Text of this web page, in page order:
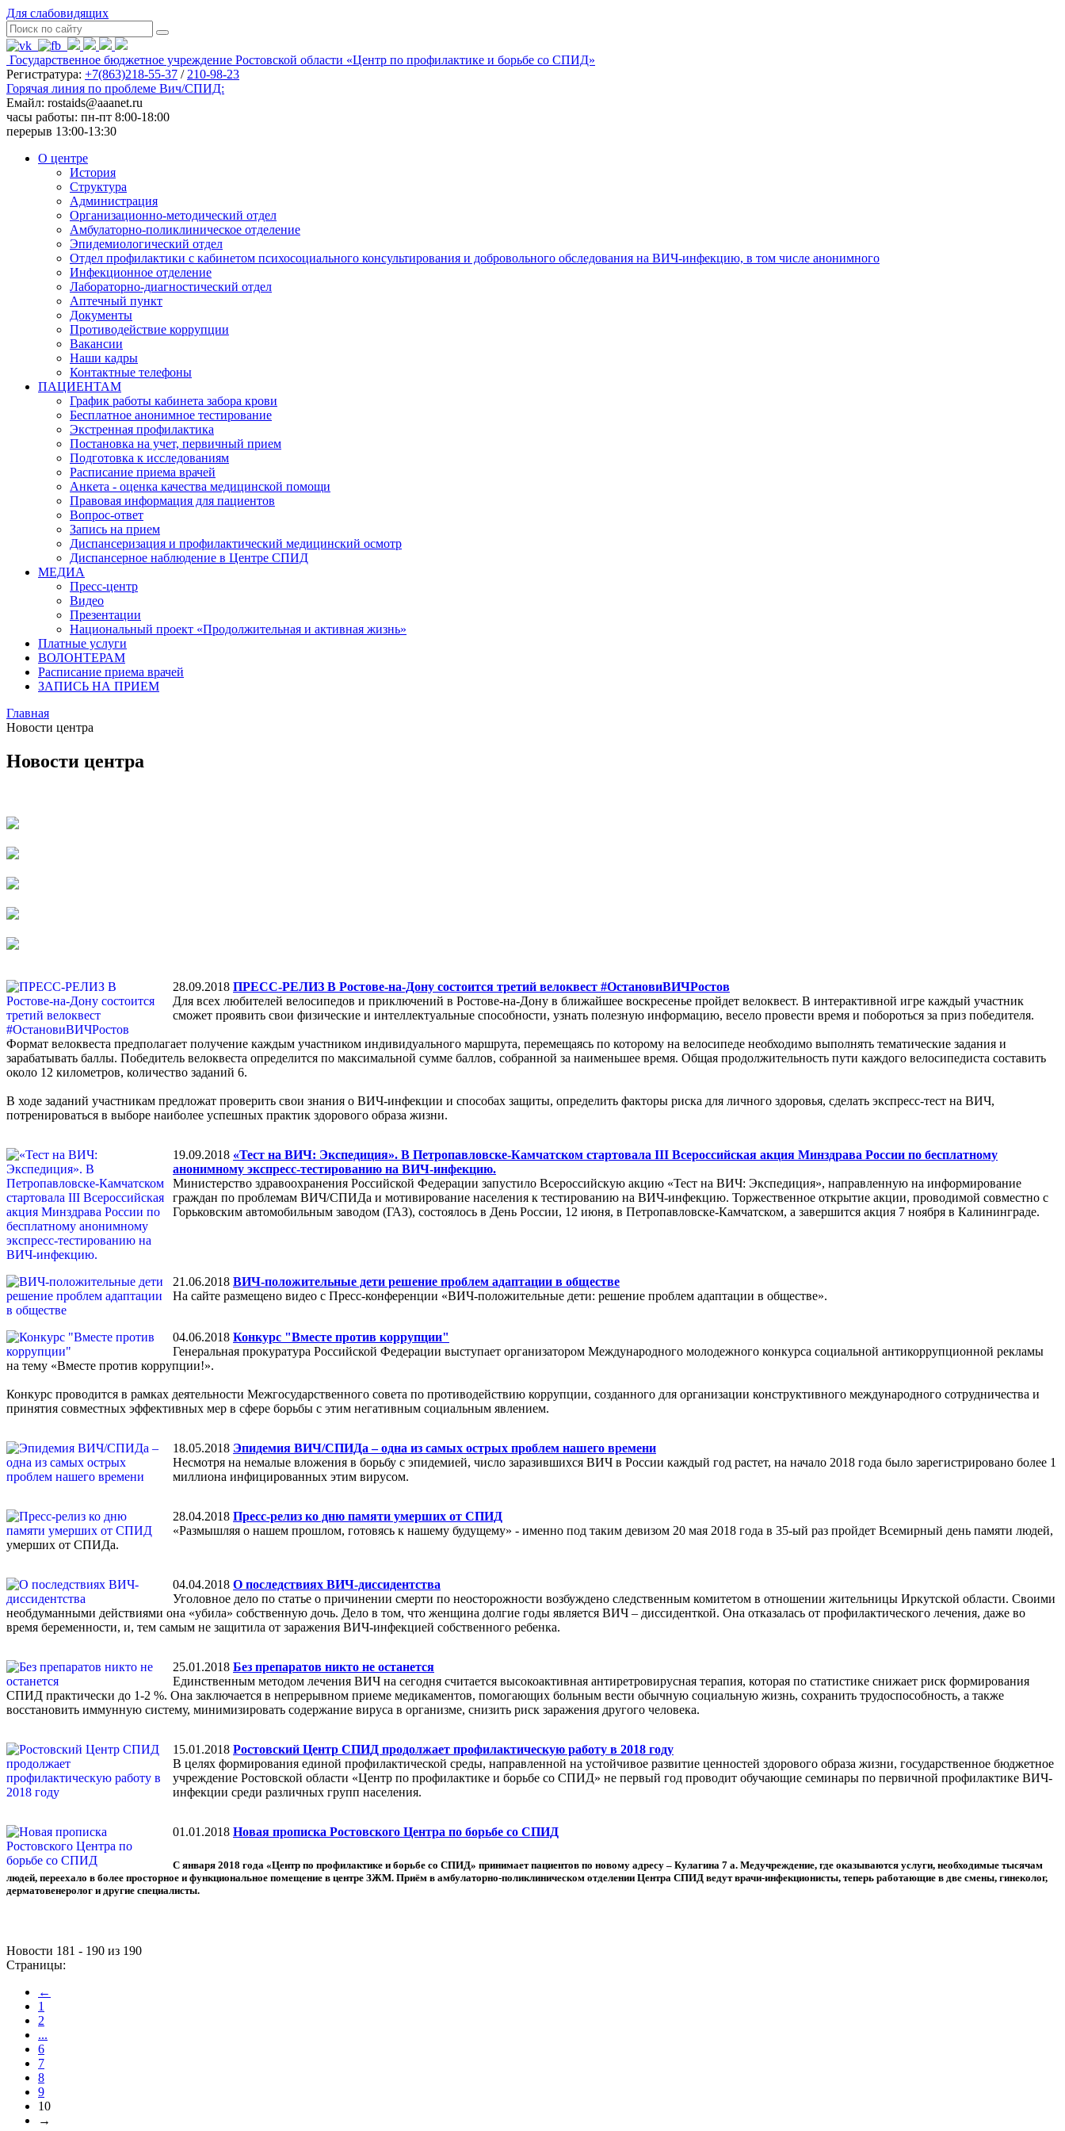
Для слабовидящих
Государственное бюджетное учреждение Ростовской области «Центр по профилактике и борьбе со СПИД»
Регистратура: +7(863)218-55-37 / 210-98-23
Горячая линия по проблеме Вич/СПИД:
Емайл: rostaids@aaanet.ru
часы работы: пн-пт 8:00-18:00
перерыв 13:00-13:30
О центре
История
Структура
Администрация
Организационно-методический отдел
Амбулаторно-поликлиническое отделение
Эпидемиологический отдел
Отдел профилактики с кабинетом психосоциального консультирования и добровольного обследования на ВИЧ-инфекцию, в том числе анонимного
Инфекционное отделение
Лабораторно-диагностический отдел
Аптечный пункт
Документы
Противодействие коррупции
Вакансии
Наши кадры
Контактные телефоны
ПАЦИЕНТАМ
График работы кабинета забора крови
Бесплатное анонимное тестирование
Экстренная профилактика
Постановка на учет, первичный прием
Подготовка к исследованиям
Расписание приема врачей
Анкета - оценка качества медицинской помощи
Правовая информация для пациентов
Вопрос-ответ
Запись на прием
Диспансеризация и профилактический медицинский осмотр
Диспансерное наблюдение в Центре СПИД
МЕДИА
Пресс-центр
Видео
Презентации
Национальный проект «Продолжительная и активная жизнь»
Платные услуги
ВОЛОНТЕРАМ
Расписание приема врачей
ЗАПИСЬ НА ПРИЕМ
Главная
Новости центра
Новости центра
28.09.2018 ПРЕСС-РЕЛИЗ В Ростове-на-Дону состоится третий велоквест #ОстановиВИЧРостов
Для всех любителей велосипедов и приключений в Ростове-на-Дону в ближайшее воскресенье пройдет велоквест. В интерактивной игре каждый участник
сможет проявить свои физические и интеллектуальные способности, узнать полезную информацию, весело провести время и побороться за приз победителя.
Формат велоквеста предполагает получение каждым участником индивидуального маршрута, перемещаясь по которому на велосипеде необходимо выполнять тематические задания и
зарабатывать баллы. Победитель велоквеста определится по максимальной сумме баллов, собранной за наименьшее время. Общая продолжительность пути каждого велосипедиста составить
около 12 километров, количество заданий 6.
В ходе заданий участникам предложат проверить свои знания о ВИЧ-инфекции и способах защиты, определить факторы риска для личного здоровья, сделать экспресс-тест на ВИЧ,
потренироваться в выборе наиболее успешных практик здорового образа жизни.
19.09.2018 «Тест на ВИЧ: Экспедиция». В Петропавловске-Камчатском стартовала III Всероссийская акция Минздрава России по бесплатному
анонимному экспресс-тестированию на ВИЧ-инфекцию.
Министерство здравоохранения Российской Федерации запустило Всероссийскую акцию «Тест на ВИЧ: Экспедиция», направленную на информирование
граждан по проблемам ВИЧ/СПИДа и мотивирование населения к тестированию на ВИЧ-инфекцию. Торжественное открытие акции, проводимой совместно с
Горьковским автомобильным заводом (ГАЗ), состоялось в День России, 12 июня, в Петропавловске-Камчатском, а завершится акция 7 ноября в Калининграде.
21.06.2018 ВИЧ-положительные дети решение проблем адаптации в обществе
На сайте размещено видео с Пресс-конференции «ВИЧ-положительные дети: решение проблем адаптации в обществе».
04.06.2018 Конкурс "Вместе против коррупции"
Генеральная прокуратура Российской Федерации выступает организатором Международного молодежного конкурса социальной антикоррупционной рекламы
на тему «Вместе против коррупции!».
Конкурс проводится в рамках деятельности Межгосударственного совета по противодействию коррупции, созданного для организации конструктивного международного сотрудничества и
принятия совместных эффективных мер в сфере борьбы с этим негативным социальным явлением.
18.05.2018 Эпидемия ВИЧ/СПИДа – одна из самых острых проблем нашего времени
Несмотря на немалые вложения в борьбу с эпидемией, число заразившихся ВИЧ в России каждый год растет, на начало 2018 года было зарегистрировано более 1
миллиона инфицированных этим вирусом.
28.04.2018 Пресс-релиз ко дню памяти умерших от СПИД
«Размышляя о нашем прошлом, готовясь к нашему будущему» - именно под таким девизом 20 мая 2018 года в 35-ый раз пройдет Всемирный день памяти людей,
умерших от СПИДа.
04.04.2018 О последствиях ВИЧ-диссидентства
Уголовное дело по статье о причинении смерти по неосторожности возбуждено следственным комитетом в отношении жительницы Иркутской области. Своими
необдуманными действиями она «убила» собственную дочь. Дело в том, что женщина долгие годы является ВИЧ – диссиденткой. Она отказалась от профилактического лечения, даже во
время беременности, и, тем самым не защитила от заражения ВИЧ-инфекцией собственного ребенка.
25.01.2018 Без препаратов никто не останется
Единственным методом лечения ВИЧ на сегодня считается высокоактивная антиретровирусная терапия, которая по статистике снижает риск формирования
СПИД практически до 1-2 %. Она заключается в непрерывном приеме медикаментов, помогающих больным вести обычную социальную жизнь, сохранить трудоспособность, а также
восстановить иммунную систему, минимизировать содержание вируса в организме, снизить риск заражения другого человека.
15.01.2018 Ростовский Центр СПИД продолжает профилактическую работу в 2018 году
В целях формирования единой профилактической среды, направленной на устойчивое развитие ценностей здорового образа жизни, государственное бюджетное
учреждение Ростовской области «Центр по профилактике и борьбе со СПИД» не первый год проводит обучающие семинары по первичной профилактике ВИЧ-
инфекции среди различных групп населения.
01.01.2018 Новая прописка Ростовского Центра по борьбе со СПИД
С января 2018 года «Центр по профилактике и борьбе со СПИД» принимает пациентов по новому адресу – Кулагина 7 а. Медучреждение, где оказываются услуги, необходимые тысячам
людей, переехало в более просторное и функциональное помещение в центре ЗЖМ. Приём в амбулаторно-поликлиническом отделении Центра СПИД ведут врачи-инфекционисты, теперь работающие в две смены, гинеколог,
дерматовенеролог и другие специалисты.
Новости 181 - 190 из 190
Страницы:
←
1
2
...
6
7
8
9
10
→